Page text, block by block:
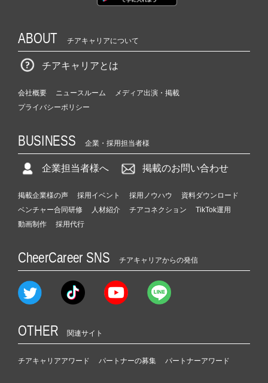
ABOUT チアキャリアについて
チアキャリアとは
会社概要 ニュースルーム
メディア出演・掲載
プライバシーポリシー
BUSINESS 企業・採用担当者様
企業担当者様へ 掲載のお問い合わせ
掲載企業様の声 採用イベント 採用ノウハウ
資料ダウンロード
ベンチャー合同研修
人材紹介 チアコネクション
TikTok運用
動画制作
採用代行
CheerCareer SNS チアキャリアからの発信
OTHER 関連サイト
チアキャリアアワード パートナーの募集 パートナーアワード